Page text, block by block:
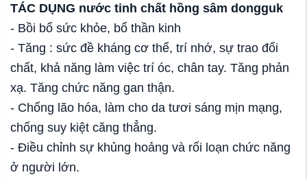
TÁC DỤNG nước tinh chất hồng sâm dongguk
- Bồi bổ sức khỏe, bổ thần kinh
- Tăng : sức đề kháng cơ thể, trí nhớ, sự trao đổi
chất, khả năng làm việc trí óc, chân tay. Tăng phản
xạ. Tăng chức năng gan thận.
- Chống lão hóa, làm cho da tươi sáng mịn mạng,
chống suy kiệt căng thẳng.
- Điều chỉnh sự khủng hoảng và rối loạn chức năng
ở người lớn.